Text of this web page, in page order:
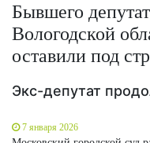
Бывшего
Вологодской
оставили под
Экс-депутат
7 января 2026